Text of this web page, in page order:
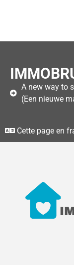
A new way to
(Een nieuwe
Cette page en